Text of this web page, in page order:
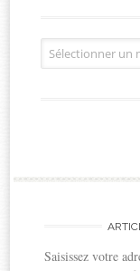
Archives
Saisissez votre